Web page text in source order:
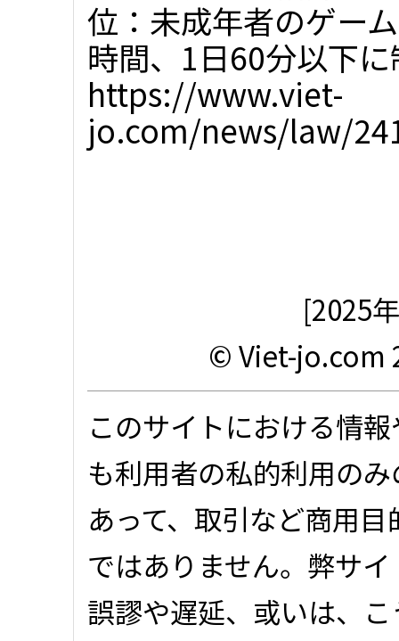
位：未成年者のゲー
時間、1日60分以下
https://www.viet-
jo.com/news/law/
[2025
© Viet-jo.com
このサイトにおける情
も利用者の私的利用の
あって、取引など商用
ではありません。弊サ
誤謬や遅延、或いは、